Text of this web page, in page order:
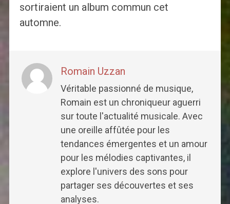
sortiraient un album commun cet
automne.
Romain Uzzan
Véritable passionné de musique,
Romain est un chroniqueur aguerri
sur toute l'actualité musicale. Avec
une oreille affûtée pour les
tendances émergentes et un amour
pour les mélodies captivantes, il
explore l'univers des sons pour
partager ses découvertes et ses
analyses.